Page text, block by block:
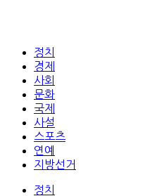
정치
경제
사회
문화
국제
사설
스포츠
연예
지방선거
정치